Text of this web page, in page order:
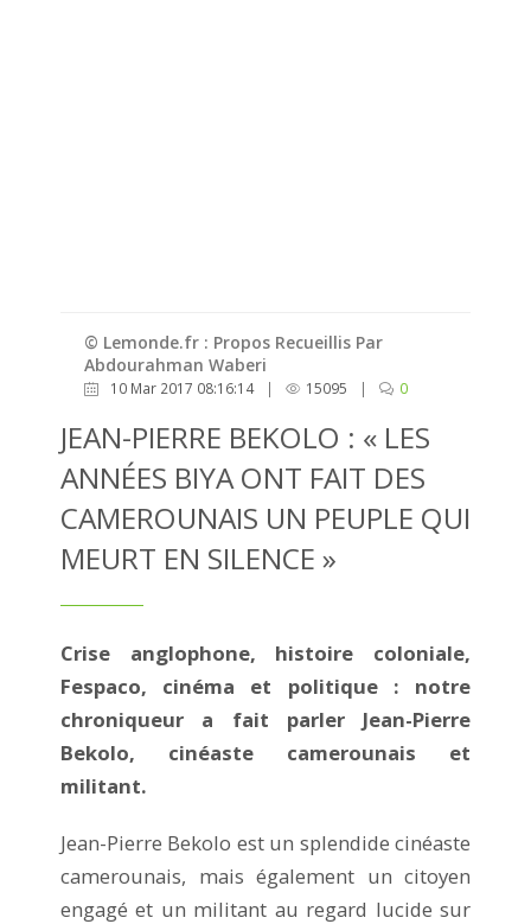
© Lemonde.fr : Propos Recueillis Par
Abdourahman Waberi
10 Mar 2017 08:16:14 | 15095 | 0
JEAN-PIERRE BEKOLO : « LES
ANNÉES BIYA ONT FAIT DES
CAMEROUNAIS UN PEUPLE QUI
MEURT EN SILENCE »
Crise anglophone, histoire coloniale,
Fespaco, cinéma et politique : notre
chroniqueur a fait parler Jean-Pierre
Bekolo, cinéaste camerounais et
militant.
Jean-Pierre Bekolo est un splendide cinéaste
camerounais, mais également un citoyen
engagé et un militant au regard lucide sur